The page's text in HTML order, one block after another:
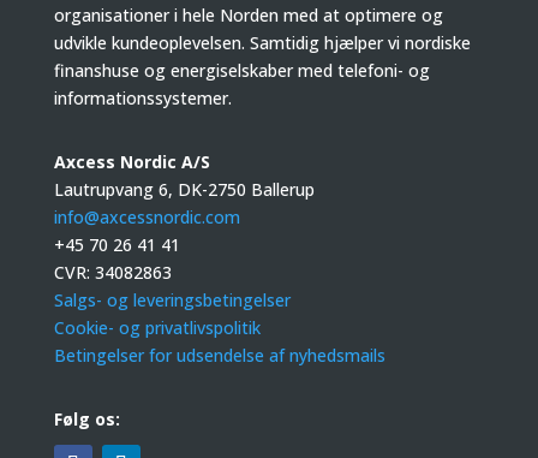
organisationer i hele Norden med at optimere og
udvikle kundeoplevelsen. Samtidig hjælper vi nordiske
finanshuse og energiselskaber med telefoni- og
informationssystemer.
Axcess Nordic A/S
Lautrupvang 6, DK-2750 Ballerup
info@axcessnordic.com
+45 70 26 41 41
CVR: 34082863
Salgs- og leveringsbetingelser
Cookie- og privatlivspolitik
Betingelser for udsendelse af nyhedsmails
Følg os: